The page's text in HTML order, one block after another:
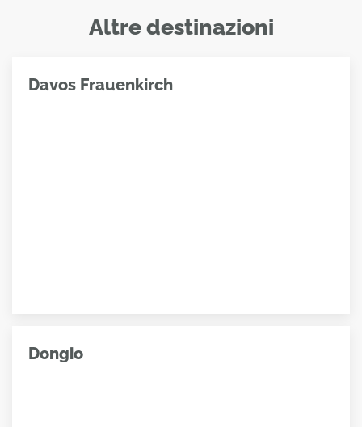
Altre destinazioni
Davos Frauenkirch
Dongio